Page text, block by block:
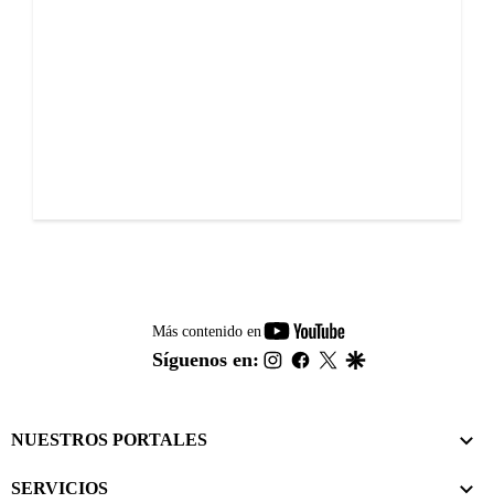
Más contenido en
youtube-
footer
Síguenos en: instagram
facebook
twitter
NUESTROS PORTALES
SERVICIOS